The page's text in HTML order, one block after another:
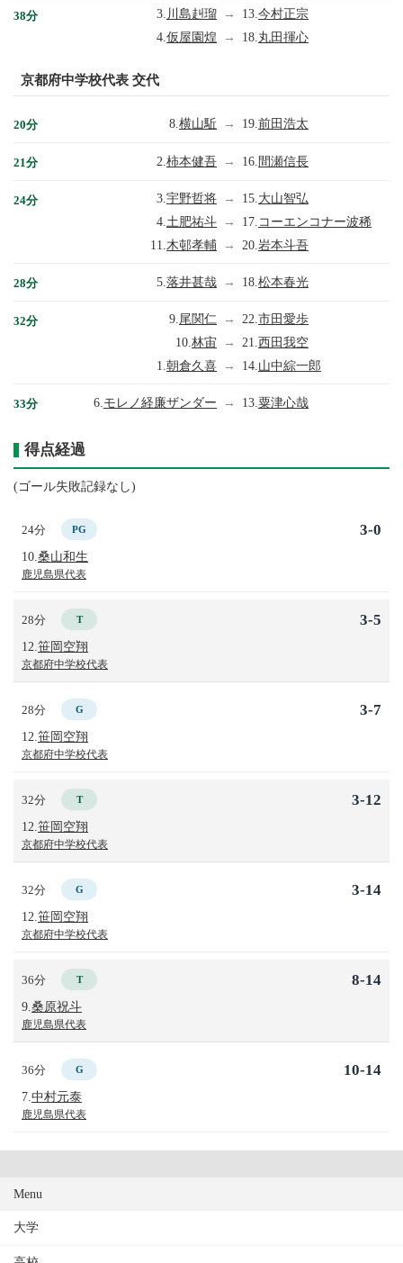
38分 3. 川島赳瑠 → 13. 今村正宗
4. 仮屋園煌 → 18. 丸田揮心
京都府中学校代表 交代
20分 8. 横山駈 → 19. 前田浩太
21分 2. 柿本健吾 → 16. 間瀬信長
24分 3. 宇野哲将 → 15. 大山智弘
4. 土肥祐斗 → 17. コーエンコナー波稀
11. 木邨孝輔 → 20. 岩本斗吾
28分 5. 落井甚哉 → 18. 松本春光
32分 9. 尾関仁 → 22. 市田愛歩
10. 林宙 → 21. 西田我空
1. 朝倉久喜 → 14. 山中綜一郎
33分 6. モレノ経廉ザンダー → 13. 粟津心哉
得点経過
(ゴール失敗記録なし)
24分 PG
10. 桑山和生
鹿児島県代表
3-0
28分 T
12. 笹岡空翔
京都府中学校代表
3-5
28分 G
12. 笹岡空翔
京都府中学校代表
3-7
32分 T
12. 笹岡空翔
京都府中学校代表
3-12
32分 G
12. 笹岡空翔
京都府中学校代表
3-14
36分 T
9. 桑原祝斗
鹿児島県代表
8-14
36分 G
7. 中村元泰
鹿児島県代表
10-14
Menu
大学